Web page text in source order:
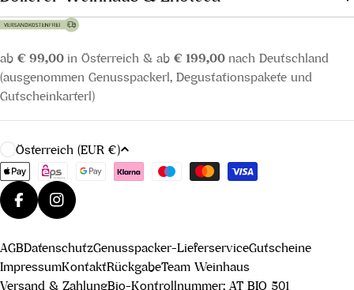
ab € 99,00 in Österreich & ab € 199,00 nach Deutschland
(ausgenommen Genusspackerl, Degustationspakete und
Gutscheinkarterl)
L
a
n
d
R
e
Österreich (EUR €)
Zahlungsmethoden
FacebookInstagram
AGBDatenschutzGenusspacker-LieferserviceGutscheine
ImpressumKontaktRückgabeTeam Weinhaus
Versand & ZahlungBio-Kontrollnummer: AT BIO 501